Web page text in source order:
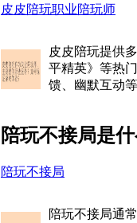
皮皮陪玩职业陪玩师
皮皮陪玩提供
平精英》等热
馈、幽默互动
陪玩不接局是
陪玩不接局
陪玩不接局通